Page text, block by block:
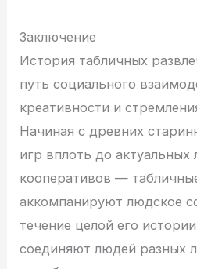
Заключение
История табличных
путь социального
креативности и
Начиная с древних
игр вплоть до актуальных
кооперативов —
аккомпанируют людское
течение целой его
соединяют людей разных